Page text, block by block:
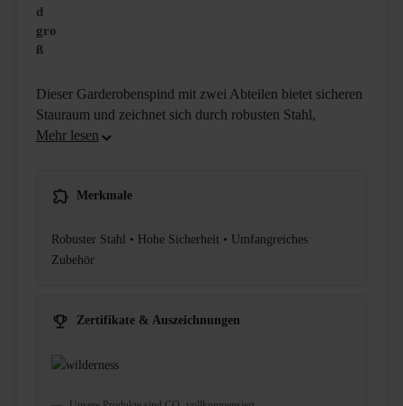
d
gro
ß
Dieser Garderobenspind mit zwei Abteilen bietet sicheren
Stauraum und zeichnet sich durch robusten Stahl,
Merkmale
Robuster Stahl • Hohe Sicherheit • Umfangreiches
Zubehör
Zertifikate & Auszeichnungen